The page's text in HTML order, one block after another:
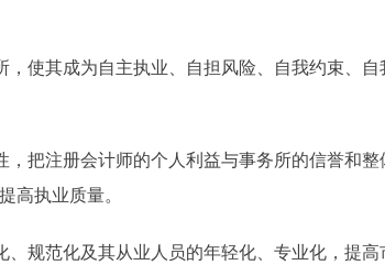
其成为自主执业、自担风险、自我约束、自
注册会计师的个人利益与事务所的信誉和整
高执业质量。
范化及其从业人员的年轻化、专业化，提高